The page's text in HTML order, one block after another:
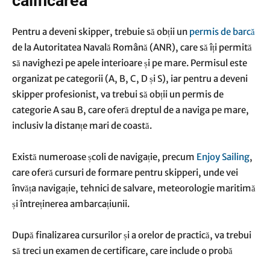
Pentru a deveni skipper, trebuie să obții un permis de barcă
de la Autoritatea Navală Română (ANR), care să îți permită
să navighezi pe apele interioare și pe mare. Permisul este
organizat pe categorii (A, B, C, D și S), iar pentru a deveni
skipper profesionist, va trebui să obții un permis de
categorie A sau B, care oferă dreptul de a naviga pe mare,
inclusiv la distanțe mari de coastă.
Există numeroase școli de navigație, precum Enjoy Sailing,
care oferă cursuri de formare pentru skipperi, unde vei
învăța navigație, tehnici de salvare, meteorologie maritimă
și întreținerea ambarcațiunii.
După finalizarea cursurilor și a orelor de practică, va trebui
să treci un examen de certificare, care include o probă